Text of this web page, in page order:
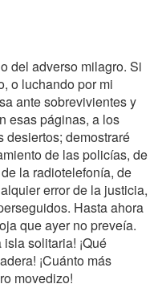
del adverso milagro. Si
o luchando por mi
ante sobrevivientes y
esas páginas, a los
desiertos; demostraré
de las policías, de
la radiotelefonía, de
error de la justicia,
Hasta ahora
que ayer no preveía.
solitaria! ¡Qué
¡Cuánto más
movedizo!